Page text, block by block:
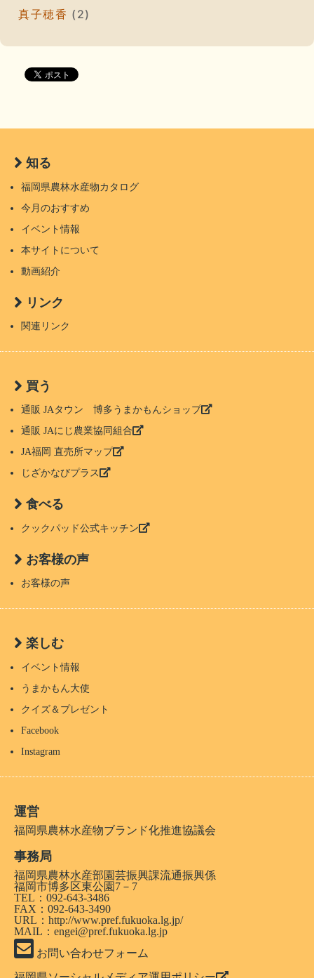
真子穂香 (2)
知る
福岡県農林水産物カタログ
今月のおすすめ
イベント情報
本サイトについて
動画紹介
リンク
関連リンク
買う
通販 JAタウン 博多うまかもんショップ
通販 JAにじ農業協同組合
JA福岡 直売所マップ
じざかなびプラス
食べる
クックパッド公式キッチン
お客様の声
お客様の声
楽しむ
イベント情報
うまかもん大使
クイズ＆プレゼント
Facebook
Instagram
運営
福岡県農林水産物ブランド化推進協議会
事務局
福岡県農林水産部園芸振興課流通振興係
福岡市博多区東公園7－7
TEL：092-643-3486
FAX：092-643-3490
URL： http://www.pref.fukuoka.lg.jp/
MAIL：engei@pref.fukuoka.lg.jp
お問い合わせフォーム